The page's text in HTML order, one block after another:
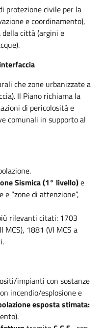
protezione civile per la
e coordinamento),
della città (argini e
che zone urbanizzate a
Il Piano richiama la
di pericolosità e
comunali in supporto al
Sismica (1° livello)e
e “zone di attenzione”,
rilevanti citati: 1703
1881 (VI MCS a
impianti con sostanze
incendio/esplosione e
esposta stimata: